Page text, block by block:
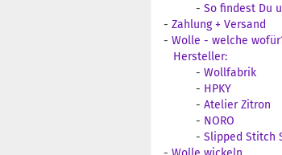
- So findest Du
- Zahlung + Versand
- Wolle - welche
Hersteller:
- Wollfabrik
- HPKY
- Atelier Zitron
- NORO
- Slipped Stitch